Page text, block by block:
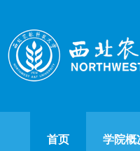
首页 学院概